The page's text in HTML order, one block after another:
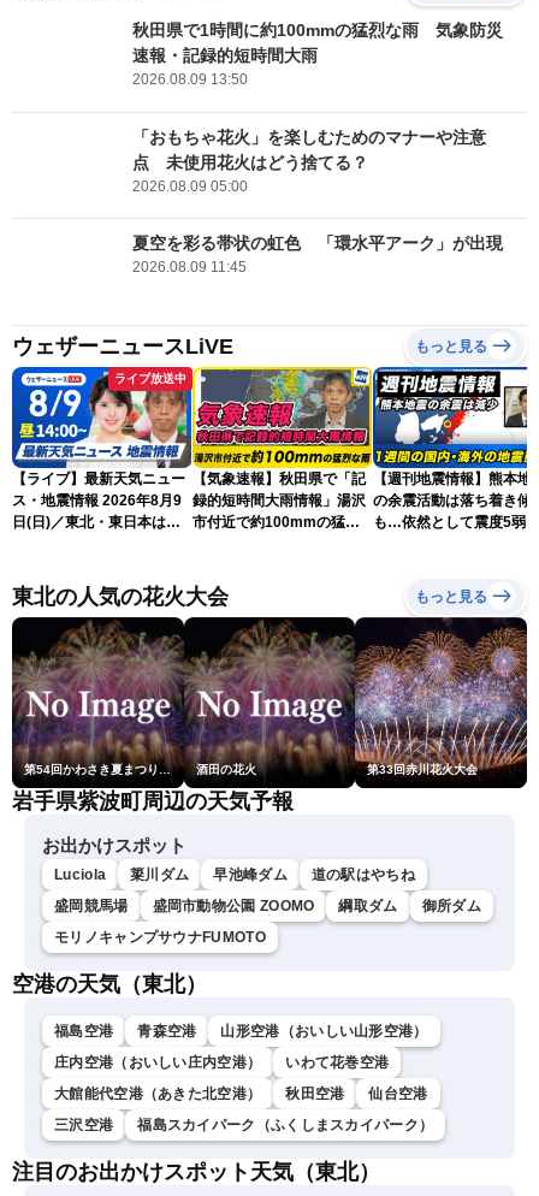
秋田県で1時間に約100mmの猛烈な雨 気象防災
速報・記録的短時間大雨
2026.08.09 13:50
「おもちゃ花火」を楽しむためのマナーや注意
点 未使用花火はどう捨てる？
2026.08.09 05:00
夏空を彩る帯状の虹色 「環水平アーク」が出現
2026.08.09 11:45
ウェザーニュースLiVE もっと見る
ライブ放送中
【ライブ】最新天気ニュー
ス・地震情報 2026年8月9
日(日)／東北・東日本は急
小川千奈／芳野達郎〉
【気象速報】秋田県で「記
録的短時間大雨情報」湯沢
市付近で約100mmの猛烈
【週刊地震情報】熊本地
の余震活動は落ち着き傾
も…依然として震度5弱警
東北の人気の花火大会 もっと見る
第54回かわさき夏まつり花火大会「おらが自慢のでっかい花火」 酒田の花火 第33回赤川花火大会
岩手県紫波町周辺の天気予報
お出かけスポット
Luciola 簗川ダム 早池峰ダム
道の駅はやちね
盛岡競馬場
盛岡市動物公園 ZOOMO 綱取ダム
御所ダム
モリノキャンプサウナFUMOTO
空港の天気（東北）
福島空港 青森空港
山形空港（おいしい山形空港）
庄内空港（おいしい庄内空港）
いわて花巻空港
大館能代空港（あきた北空港）
秋田空港
仙台空港
三沢空港
福島スカイパーク（ふくしまスカイパーク）
注目のお出かけスポット天気（東北）